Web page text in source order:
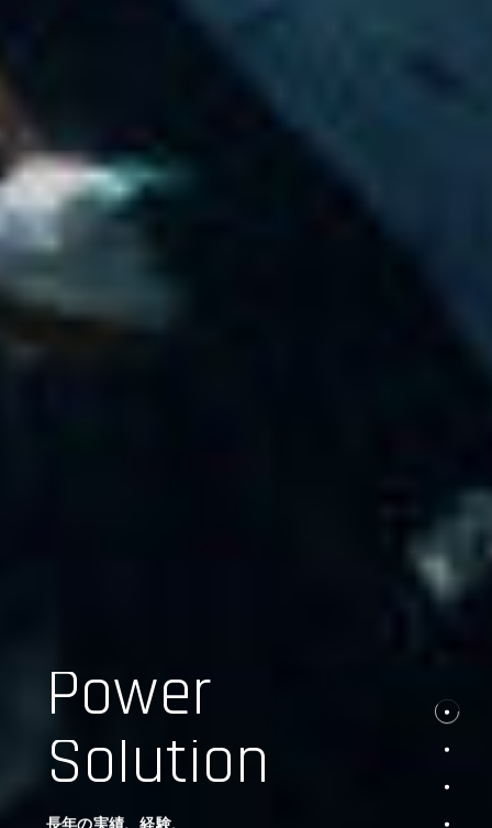
Power
Solution
長年の実績、経験、